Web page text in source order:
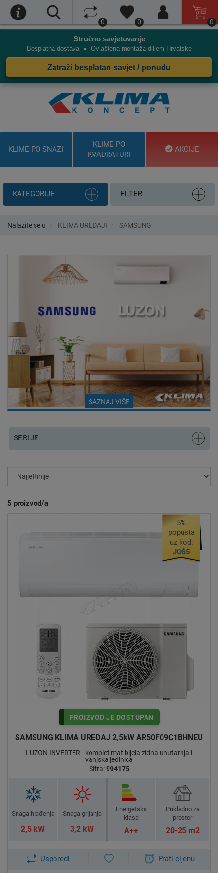
0 0 0
Stručno savjetovanje
Besplatna dostava • Ovlaštena montaža diljem Hrvatske
Zatraži besplatan savjet / ponudu
KLIME PO SNAZI
KLIME PO
KVADRATURI
AKCIJE
KATEGORIJE FILTER
Nalazite se u KLIMA UREĐAJI SAMSUNG
AMSUNG LUZON
osvaja inovativnim dizajnom i moćnim
performansama. Visoka energetska učinkovitost u hlađenju i
grijanju postignuta je zahvaljujući rashladnom mediju R32.
Uređaj ima tvorničko jamstvo u trajanju dvije godine.
temperaturama čini ga pravim izborom za sve namjene u
primorskoj i kontinentalnoj Hrvatskoj.
FUNKCIONALNOSTI / MOGUĆNOSTI /
OPCIJE
tehnologija skraćuje vrijeme potrebno da kompresor postigne
SAZNAJ VIŠE
SERIJE
5 proizvod/a
5%
popusta
uz kod:
JOŠ5
PROIZVOD JE DOSTUPAN
SAMSUNG KLIMA UREĐAJ 2,5kW AR50F09C1BHNEU
LUZON INVERTER - komplet mat bijela zidna unutarnja i
vanjska jedinica
Šifra:994175
Snaga hlađenja
2,5 kW
Snaga grijanja
3,2 kW
Energetska
klasa
A++
Prikladno za
prostor
20-25 m2
Usporedi Prati cijenu